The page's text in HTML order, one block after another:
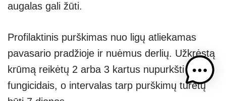
augalas gali žūti.
Profilaktinis purškimas nuo ligų atliekamas
pavasario pradžioje ir nuėmus derlių. Užkrėstą
krūmą reikėtų 2 arba 3 kartus nupurkšti
fungicidais, o intervalas tarp purškimų turėtų